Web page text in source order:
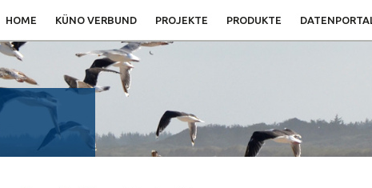
HOME KÜNO VERBUND PROJEKTE PRODUKTE DATENPORTAL